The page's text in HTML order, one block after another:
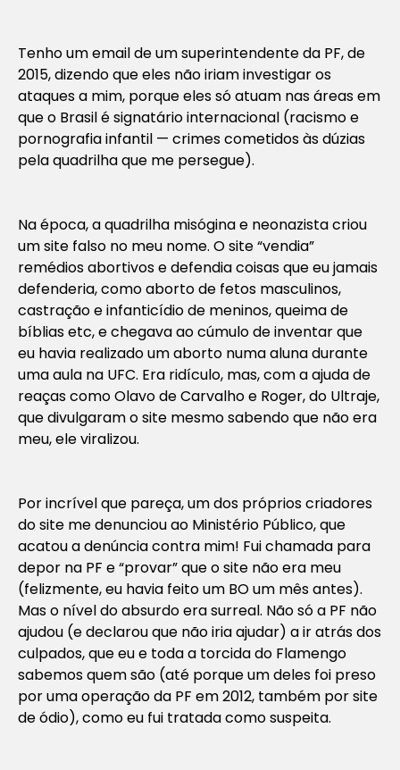
Tenho um email de um superintendente da PF, de
2015, dizendo que eles não iriam investigar os
ataques a mim, porque eles só atuam nas áreas em
que o Brasil é signatário internacional (racismo e
pornografia infantil — crimes cometidos às dúzias
pela quadrilha que me persegue).
Na época, a quadrilha misógina e neonazista criou
um site falso no meu nome. O site “vendia”
remédios abortivos e defendia coisas que eu jamais
defenderia, como aborto de fetos masculinos,
castração e infanticídio de meninos, queima de
bíblias etc, e chegava ao cúmulo de inventar que
eu havia realizado um aborto numa aluna durante
uma aula na UFC. Era ridículo, mas, com a ajuda de
reaças como Olavo de Carvalho e Roger, do Ultraje,
que divulgaram o site mesmo sabendo que não era
meu, ele viralizou.
Por incrível que pareça, um dos próprios criadores
do site me denunciou ao Ministério Público, que
acatou a denúncia contra mim! Fui chamada para
depor na PF e “provar” que o site não era meu
(felizmente, eu havia feito um BO um mês antes).
Mas o nível do absurdo era surreal. Não só a PF não
ajudou (e declarou que não iria ajudar) a ir atrás dos
culpados, que eu e toda a torcida do Flamengo
sabemos quem são (até porque um deles foi preso
por uma operação da PF em 2012, também por site
de ódio), como eu fui tratada como suspeita.